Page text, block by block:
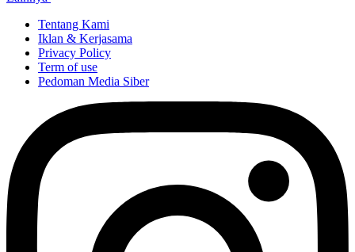
Tentang Kami
Iklan & Kerjasama
Privacy Policy
Term of use
Pedoman Media Siber